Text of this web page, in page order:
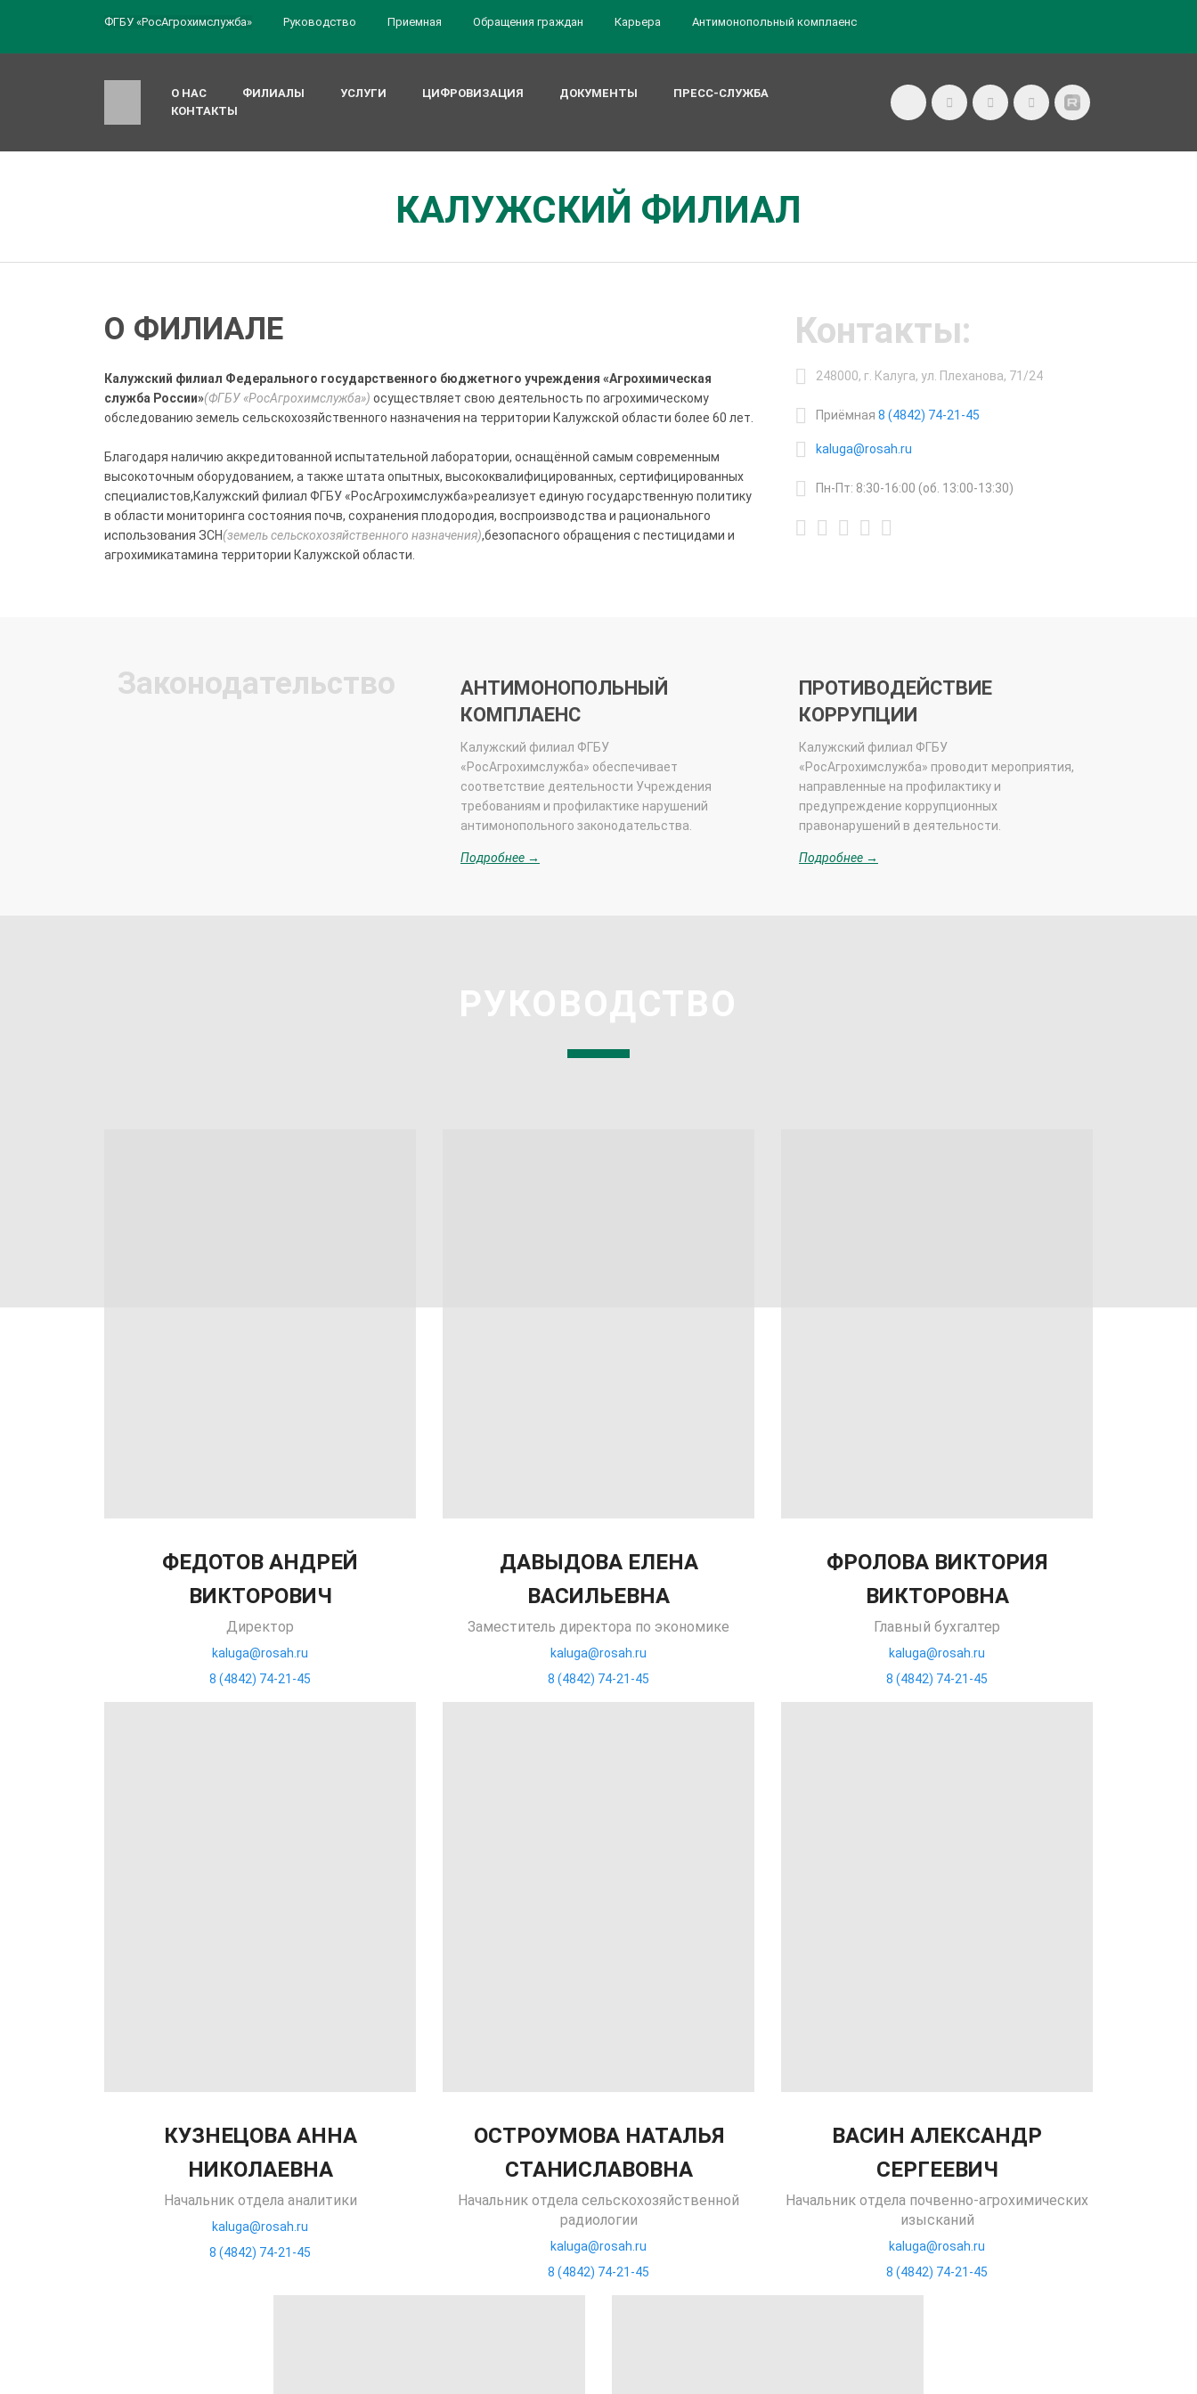
ФГБУ «РосАгрохимслужба» Руководство Приемная Обращения граждан Карьера Антимонопольный комплаенс
О НАС ФИЛИАЛЫ УСЛУГИ ЦИФРОВИЗАЦИЯ ДОКУМЕНТЫ
ПРЕСС-СЛУЖБА
КОНТАКТЫ
КАЛУЖСКИЙ ФИЛИАЛ
О ФИЛИАЛЕ
Калужский филиал Федерального государственного бюджетного учреждения «Агрохимическая
служба России»(ФГБУ «РосАгрохимслужба») осуществляет свою деятельность по агрохимическому
обследованию земель сельскохозяйственного назначения на территории Калужской области более 60 лет.
Благодаря наличию аккредитованной испытательной лаборатории, оснащённой самым современным
высокоточным оборудованием, а также штата опытных, высококвалифицированных, сертифицированных
специалистов,Калужский филиал ФГБУ «РосАгрохимслужба»реализует единую государственную политику
в области мониторинга состояния почв, сохранения плодородия, воспроизводства и рационального
использования ЗСН(земель сельскохозяйственного назначения),безопасного обращения с пестицидами и
агрохимикатамина территории Калужской области.
Контакты:
248000, г. Калуга, ул. Плеханова, 71/24
Приёмная 8 (4842) 74-21-45
kaluga@rosah.ru
Пн-Пт: 8:30-16:00 (об. 13:00-13:30)
Законодательство
АНТИМОНОПОЛЬНЫЙ
КОМПЛАЕНС
Калужский филиал ФГБУ
«РосАгрохимслужба» обеспечивает
соответствие деятельности Учреждения
требованиям и профилактике нарушений
антимонопольного законодательства.
Подробнее →
ПРОТИВОДЕЙСТВИЕ
КОРРУПЦИИ
Калужский филиал ФГБУ
«РосАгрохимслужба» проводит мероприятия,
направленные на профилактику и
предупреждение коррупционных
правонарушений в деятельности.
Подробнее →
РУКОВОДСТВО
ФЕДОТОВ АНДРЕЙ
ВИКТОРОВИЧ
Директор
kaluga@rosah.ru
8 (4842) 74-21-45
ДАВЫДОВА ЕЛЕНА
ВАСИЛЬЕВНА
Заместитель директора по экономике
kaluga@rosah.ru
8 (4842) 74-21-45
ФРОЛОВА ВИКТОРИЯ
ВИКТОРОВНА
Главный бухгалтер
kaluga@rosah.ru
8 (4842) 74-21-45
КУЗНЕЦОВА АННА
НИКОЛАЕВНА
Начальник отдела аналитики
kaluga@rosah.ru
8 (4842) 74-21-45
ОСТРОУМОВА НАТАЛЬЯ
СТАНИСЛАВОВНА
Начальник отдела сельскохозяйственной
радиологии
kaluga@rosah.ru
8 (4842) 74-21-45
ВАСИН АЛЕКСАНДР
СЕРГЕЕВИЧ
Начальник отдела почвенно-агрохимических
изысканий
kaluga@rosah.ru
8 (4842) 74-21-45